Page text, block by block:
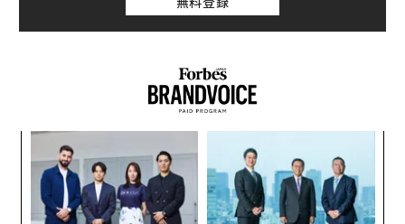
英語には「The road to hell is paved with good intenti
ざがあるが、まさにその状態だ。生産性アップのために
作られた職場向けアプリが、企業の業績をじかに損なっ
ている。